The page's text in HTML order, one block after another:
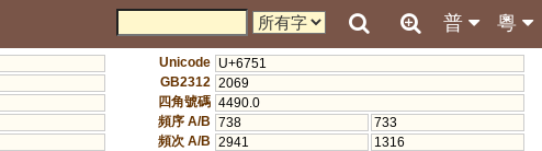
粵
普
Unicode U+6751
GB2312 2069
四角號碼 4490.0
頻序 A/B 738
733
頻次 A/B 2941
1316